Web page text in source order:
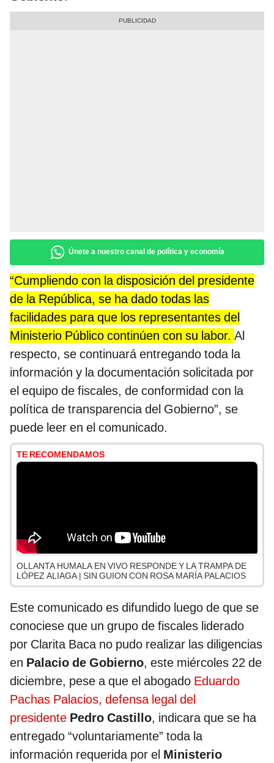
Únete a nuestro canal de política y economía
“Cumpliendo con la disposición del presidente
de la República, se ha dado todas las
facilidades para que los representantes del
Ministerio Público continúen con su labor. Al
respecto, se continuará entregando toda la
información y la documentación solicitada por
el equipo de fiscales, de conformidad con la
política de transparencia del Gobierno”, se
puede leer en el comunicado.
TE RECOMENDAMOS
OLLANTA HUMALA EN VIVO RESPONDE Y LA TRAMPA DE
LÓPEZ ALIAGA | SIN GUION CON ROSA MARÍA PALACIOS
Este comunicado es difundido luego de que se
conociese que un grupo de fiscales liderado
por Clarita Baca no pudo realizar las diligencias
en Palacio de Gobierno, este miércoles 22 de
diciembre, pese a que el abogado Eduardo
Pachas Palacios, defensa legal del
presidente Pedro Castillo, indicara que se ha
entregado “voluntariamente” toda la
información requerida por el Ministerio